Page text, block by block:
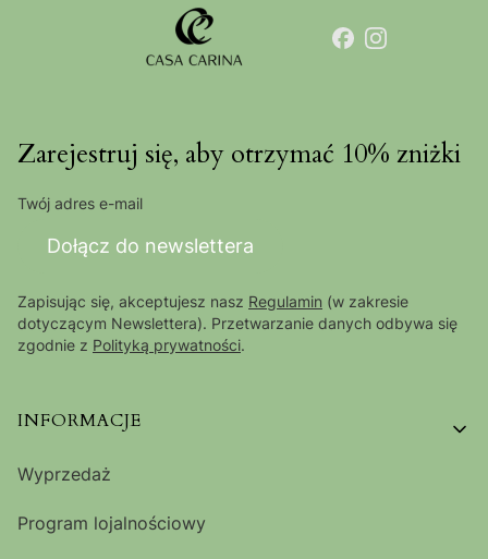
Zarejestruj się, aby otrzymać 10% zniżki
Twój adres e-mail
Dołącz do newslettera
Zapisując się, akceptujesz nasz Regulamin (w zakresie
dotyczącym Newslettera). Przetwarzanie danych odbywa się
zgodnie z Polityką prywatności.
Linki w stopce
INFORMACJE
Wyprzedaż
Program lojalnościowy